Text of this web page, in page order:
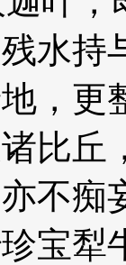
水持
，更
比丘
不痴
宝犁